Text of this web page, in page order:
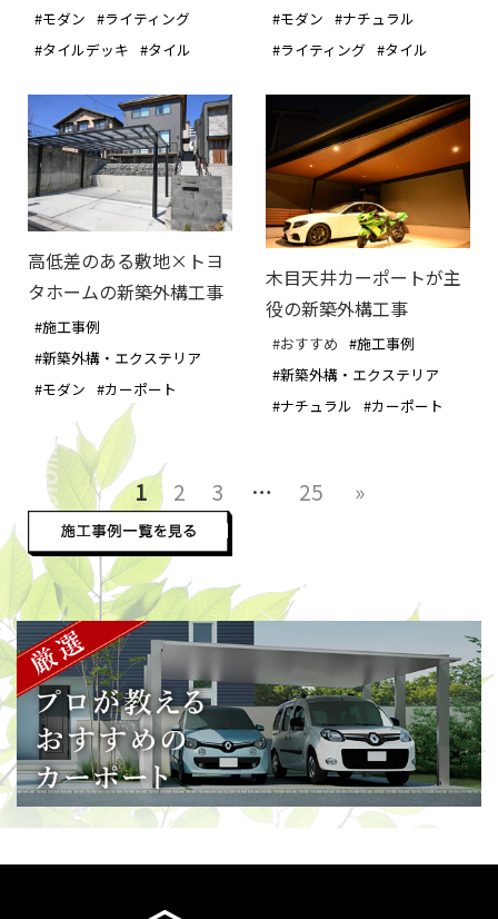
#モダン #ライティング
#タイルデッキ #タイル
#モダン #ナチュラル
#ライティング #タイル
高低差のある敷地×トヨ
タホームの新築外構工事
#施工事例
#新築外構・エクステリア
#モダン #カーポート
木目天井カーポートが主
役の新築外構工事
#おすすめ #施工事例
#新築外構・エクステリア
#ナチュラル #カーポート
1 2 3 … 25 »